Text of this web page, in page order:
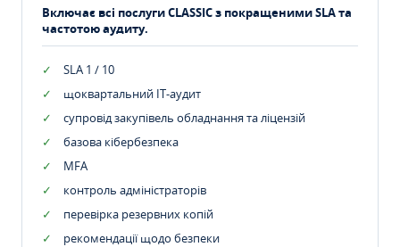
Включає всі послуги CLASSIC з покращеними SLA та
частотою аудиту.
SLA 1 / 10
щоквартальний IT-аудит
супровід закупівель обладнання та ліцензій
базова кібербезпека
MFA
контроль адміністраторів
перевірка резервних копій
рекомендації щодо безпеки